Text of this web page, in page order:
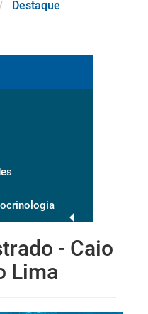
Destaque
- Caio
Lima